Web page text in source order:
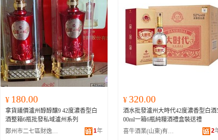
¥ 180.00
拿貨議價瀘州醇醇釀9 42度濃香型白
酒整箱6瓶批發私域瀘州系列
鄭州市二七區財逸酒業商行
1年
¥ 320.00
酒水批發瀘州大時代42度濃香型白酒
00ml一箱6瓶純糧酒禮盒裝送禮
喜牛酒業(山東)有限公司
2